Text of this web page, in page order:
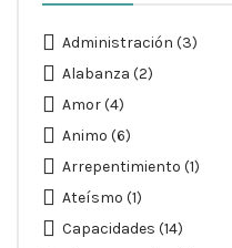
Administración (3)
Alabanza (2)
Amor(4)
Animo (6)
Arrepentimiento (1)
Ateísmo (1)
Capacidades (14)